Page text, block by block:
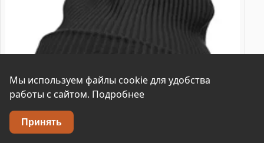
Мы используем файлы cookie для удобства
работы с сайтом. Подробнее
Принять